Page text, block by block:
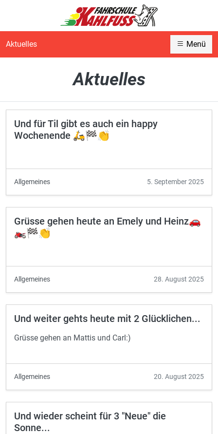
Aktuelles Menü
Aktuelles
Und für Til gibt es auch ein happy
Wochenende 🛵🏁👏
Allgemeines 5. September 2025
Grüsse gehen heute an Emely und Heinz🚗
🏍️🏁👏
Allgemeines 28. August 2025
Und weiter gehts heute mit 2 Glücklichen...
Grüsse gehen an Mattis und Carl:)
Allgemeines 20. August 2025
Und wieder scheint für 3 "Neue" die
Sonne...